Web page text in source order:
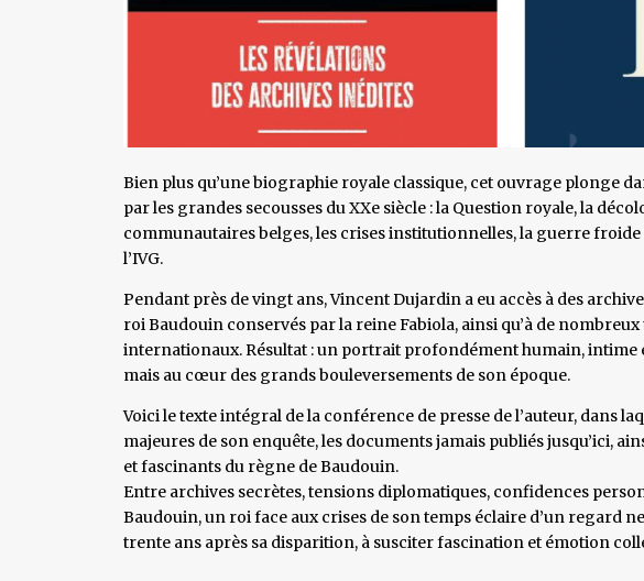
Bien plus qu’une biographie royale classique, cet ouvrage plonge
par les grandes secousses du XXe siècle : la Question royale, la
communautaires belges, les crises institutionnelles, la guerre froide
l’IVG.
Pendant près de vingt ans, Vincent Dujardin a eu accès à des
roi Baudouin conservés par la reine Fabiola, ainsi qu’à de
internationaux. Résultat : un portrait profondément humain, intime
mais au cœur des grands bouleversements de son époque.
Voici le texte intégral de la conférence de presse de l’auteur, dans
majeures de son enquête, les documents jamais publiés jusqu’ici,
et fascinants du règne de Baudouin.
Entre archives secrètes, tensions diplomatiques, confidences
Baudouin, un roi face aux crises de son temps éclaire d’un regard
trente ans après sa disparition, à susciter fascination et émotion